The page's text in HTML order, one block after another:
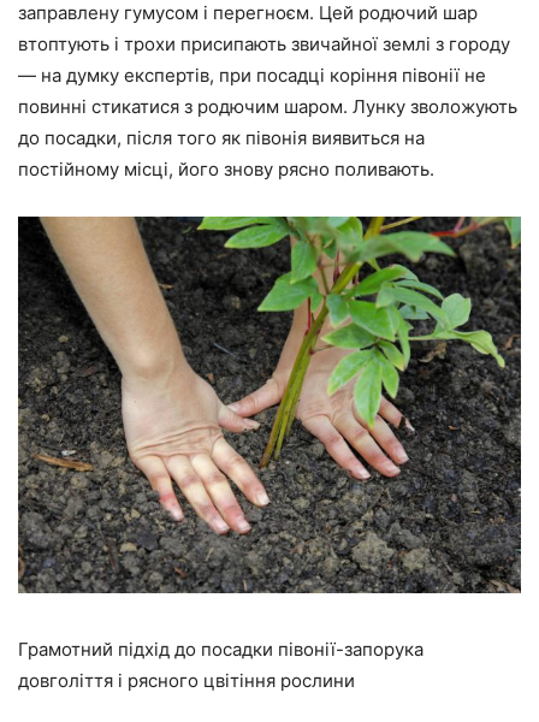
заправлену гумусом і перегноєм. Цей родючий шар
втоптують і трохи присипають звичайної землі з городу
— на думку експертів, при посадці коріння півонії не
повинні стикатися з родючим шаром. Лунку зволожують
до посадки, після того як півонія виявиться на
постійному місці, його знову рясно поливають.
Грамотний підхід до посадки півонії-запорука
довголіття і рясного цвітіння рослини